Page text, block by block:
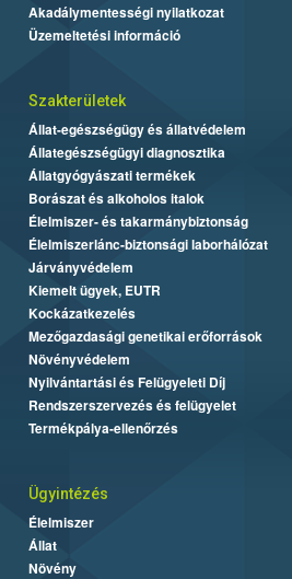
Akadálymentességi nyilatkozat
Üzemeltetési információ
Szakterületek
Állat-egészségügy és állatvédelem
Állategészségügyi diagnosztika
Állatgyógyászati termékek
Borászat és alkoholos italok
Élelmiszer- és takarmánybiztonság
Élelmiszerlánc-biztonsági laborhálózat
Járványvédelem
Kiemelt ügyek, EUTR
Kockázatkezelés
Mezőgazdasági genetikai erőforrások
Növényvédelem
Nyilvántartási és Felügyeleti Díj
Rendszerszervezés és felügyelet
Termékpálya-ellenőrzés
Ügyintézés
Élelmiszer
Állat
Növény